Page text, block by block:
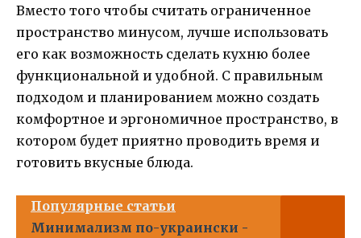
Вместо того чтобы считать ограниченное
пространство минусом, лучше использовать
его как возможность сделать кухню более
функциональной и удобной. С правильным
подходом и планированием можно создать
комфортное и эргономичное пространство, в
котором будет приятно проводить время и
готовить вкусные блюда.
Популярные статьи
Минимализм по-украински -